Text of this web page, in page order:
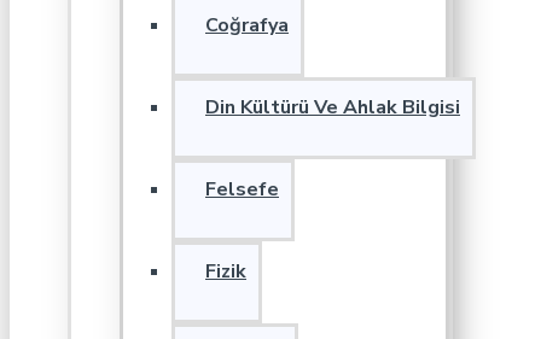
Coğrafya
Din Kültürü Ve Ahlak Bilgisi
Felsefe
Fizik